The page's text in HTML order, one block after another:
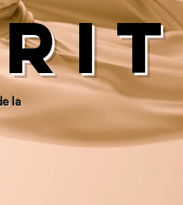
la